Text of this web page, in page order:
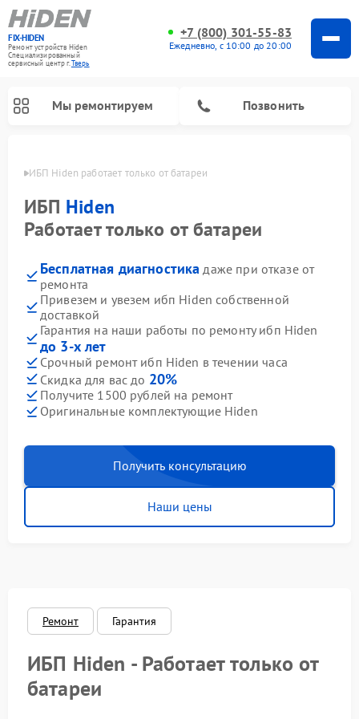
FIX-HIDEN
Ремонт устройств Hiden
Специализированный
cервисный центр г.Тверь
+7 (800) 301-55-83
Ежедневно, с 10:00 до 20:00
Мы ремонтируем Позвонить
ИБП Hiden работает только от батареи
ИБП Hiden
Работает только от батареи
Бесплатная диагностика даже при отказе от
ремонта
Привезем и увезем ибп Hiden собственной
доставкой
Гарантия на наши работы по ремонту ибп Hiden
до 3-х лет
Срочный ремонт ибп Hiden в течении часа
Скидка для вас до 20%
Получите 1500 рублей на ремонт
Оригинальные комплектующие Hiden
Получить консультацию
Наши цены
Ремонт Гарантия
ИБП Hiden - Работает только от
батареи